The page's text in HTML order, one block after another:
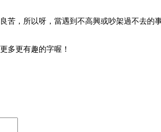
苦，所以呀，當遇到不高興或吵架過不去
多更有趣的字喔！